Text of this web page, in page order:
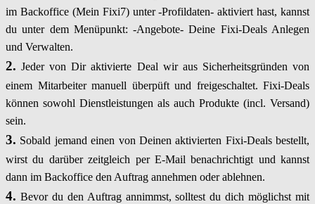
im Backoffice (Mein Fixi7) unter -Profildaten- aktiviert hast, kannst
du unter dem Menüpunkt: -Angebote- Deine Fixi-Deals Anlegen
und Verwalten.
2. Jeder von Dir aktivierte Deal wir aus Sicherheitsgründen von
einem Mitarbeiter manuell überpüft und freigeschaltet. Fixi-Deals
können sowohl Dienstleistungen als auch Produkte (incl. Versand)
sein.
3. Sobald jemand einen von Deinen aktivierten Fixi-Deals bestellt,
wirst du darüber zeitgleich per E-Mail benachrichtigt und kannst
dann im Backoffice den Auftrag annehmen oder ablehnen.
4. Bevor du den Auftrag annimmst, solltest du dich möglichst mit